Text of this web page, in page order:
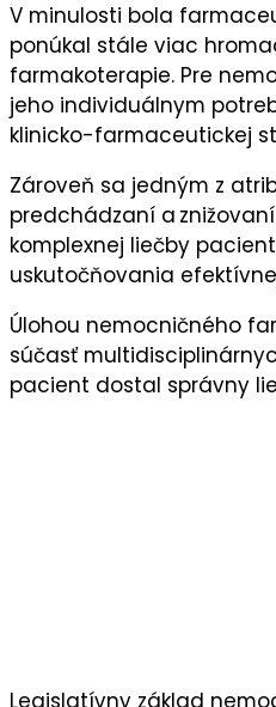
V minulosti bola
ponúkal stále viac
farmakoterapie. Pre
jeho individuálnym
klinicko-farmaceutickej
Zároveň sa jedným z
predchádzaní a
komplexnej liečby
uskutočňovania
Úlohou nemocničného
súčasť
pacient dostal správny
Legislatívny základ